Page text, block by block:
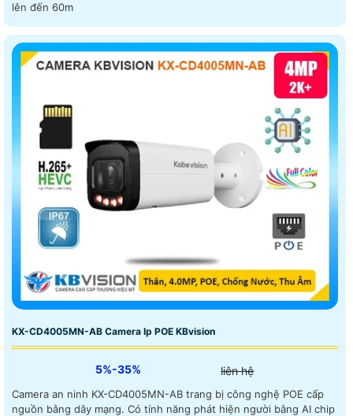
lên đến 60m
KX-CD4005MN-AB Camera Ip POE KBvision
5%-35% liên hệ
Camera an ninh KX-CD4005MN-AB trang bị công nghệ POE cấp
nguồn bằng dây mạng. Có tính năng phát hiện người bằng AI chip